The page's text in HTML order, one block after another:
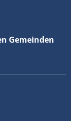
Gemeinden